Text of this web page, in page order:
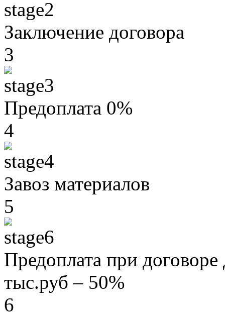
Заключение договора
3
Предоплата 0%
4
Завоз материалов
5
Предоплата при
тыс.руб – 50%
6